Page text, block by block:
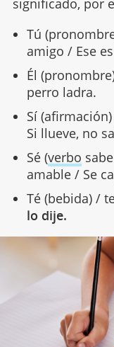
Tú
amigo / Ese
Él
perro ladra.
Sí
Si llueve, no
Sé (verbo
amable / Se
Té (bebida) /
lo dije.